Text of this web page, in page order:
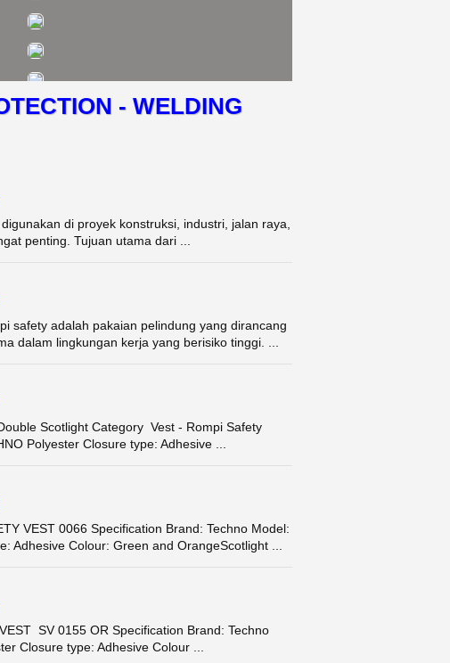
- WELDING
di proyek konstruksi, industri, jalan raya,
penting. Tujuan utama dari ...
safety adalah pakaian pelindung yang dirancang
dalam lingkungan kerja yang berisiko tinggi. ...
Scotlight Category Vest - Rompi Safety
Polyester Closure type: Adhesive ...
VEST 0066 Specification Brand: Techno Model:
Colour: Green and OrangeScotlight ...
SV 0155 OR Specification Brand: Techno
Closure type: Adhesive Colour ...